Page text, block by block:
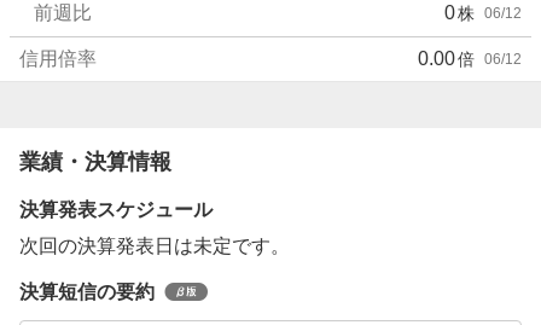
前週比 0株 06/12
信用倍率 0.00倍 06/12
業績・決算情報
決算発表スケジュール
次回の決算発表日は未定です。
決算短信の要約